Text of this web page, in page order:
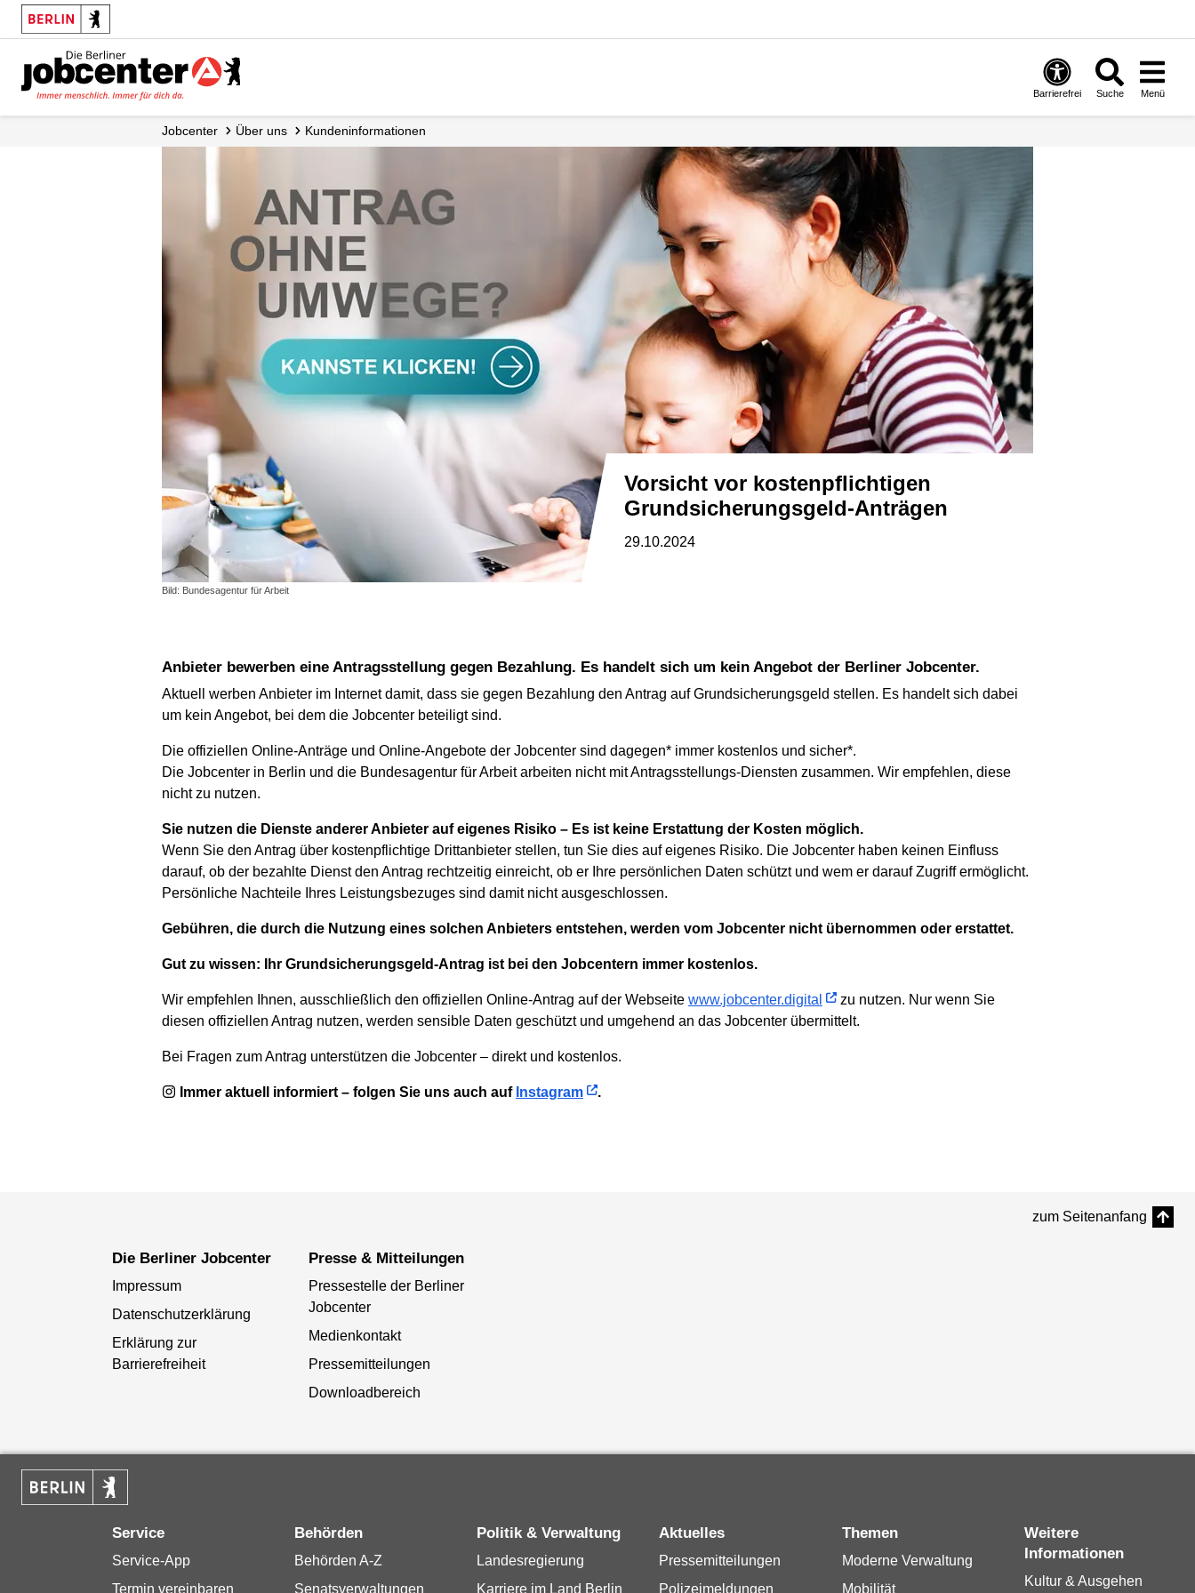
Barrierefrei Suche Menü
Jobcenter Über uns Kundeninformationen
Bild: Bundesagentur für Arbeit
Vorsicht vor kostenpflichtigen
Grundsicherungsgeld-Anträgen
29.10.2024
Anbieter bewerben eine Antragsstellung gegen Bezahlung. Es handelt sich um kein Angebot der Berliner Jobcenter.
Aktuell werben Anbieter im Internet damit, dass sie gegen Bezahlung den Antrag auf Grundsicherungsgeld stellen. Es handelt sich dabei
um kein Angebot, bei dem die Jobcenter beteiligt sind.
Die offiziellen Online-Anträge und Online-Angebote der Jobcenter sind dagegen* immer kostenlos und sicher*.
Die Jobcenter in Berlin und die Bundesagentur für Arbeit arbeiten nicht mit Antragsstellungs-Diensten zusammen. Wir empfehlen, diese
nicht zu nutzen.
Sie nutzen die Dienste anderer Anbieter auf eigenes Risiko – Es ist keine Erstattung der Kosten möglich.
Wenn Sie den Antrag über kostenpflichtige Drittanbieter stellen, tun Sie dies auf eigenes Risiko. Die Jobcenter haben keinen Einfluss
darauf, ob der bezahlte Dienst den Antrag rechtzeitig einreicht, ob er Ihre persönlichen Daten schützt und wem er darauf Zugriff ermöglicht.
Persönliche Nachteile Ihres Leistungsbezuges sind damit nicht ausgeschlossen.
Gebühren, die durch die Nutzung eines solchen Anbieters entstehen, werden vom Jobcenter nicht übernommen oder erstattet.
Gut zu wissen: Ihr Grundsicherungsgeld-Antrag ist bei den Jobcentern immer kostenlos.
Wir empfehlen Ihnen, ausschließlich den offiziellen Online-Antrag auf der Webseite www.jobcenter.digital
zu nutzen. Nur wenn Sie
diesen offiziellen Antrag nutzen, werden sensible Daten geschützt und umgehend an das Jobcenter übermittelt.
Bei Fragen zum Antrag unterstützen die Jobcenter – direkt und kostenlos.
Immer aktuell informiert – folgen Sie uns auch auf Instagram .
zum Seitenanfang
Die Berliner Jobcenter
Impressum
Datenschutzerklärung
Erklärung zur
Barrierefreiheit
Presse & Mitteilungen
Pressestelle der Berliner
Jobcenter
Medienkontakt
Pressemitteilungen
Downloadbereich
Service
Service-App
Termin vereinbaren
Behörden
Behörden A-Z
Senatsverwaltungen
Politik & Verwaltung
Landesregierung
Karriere im Land Berlin
Aktuelles
Pressemitteilungen
Polizeimeldungen
Themen
Moderne Verwaltung
Mobilität
Weitere
Informationen
Kultur & Ausgehen